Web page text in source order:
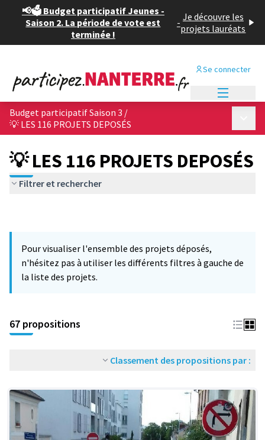
📢🗳️ Budget participatif Jeunes -
Saison 2. La période de vote est
terminée !
- Je découvre les
projets lauréats
Se connecter
Budget participatif Saison 3 /
💡 LES 116 PROJETS DEPOSÉS
💡 LES 116 PROJETS DEPOSÉS
Filtrer et rechercher
Pour visualiser l'ensemble des projets déposés,
n'hésitez pas à utiliser les différents filtres à gauche de
la liste des projets.
67 propositions
Classement des propositions par :